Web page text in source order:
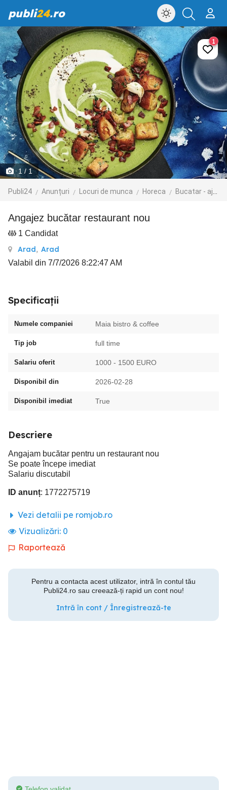
publi24.ro
1 / 1
Publi24 Anunțuri Locuri de munca Horeca Bucatar - ajutor bucatar
1
Angajez bucătar restaurant nou
1 Candidat
Arad, Arad
Valabil din 7/7/2026 8:22:47 AM
Specificații
Numele companiei Maia bistro & coffee
Tip job full time
Salariu oferit 1000 - 1500 EURO
Disponibil din 2026-02-28
Disponibil imediat True
Descriere
Angajam bucătar pentru un restaurant nou
Se poate începe imediat
Salariu discutabil
ID anunț: 1772275719
Vezi detalii pe romjob.ro
Vizualizări: 0
Raportează
Pentru a contacta acest utilizator, intră în contul tău
Publi24.ro sau creează-ți rapid un cont nou!
Intră în cont / Înregistrează-te